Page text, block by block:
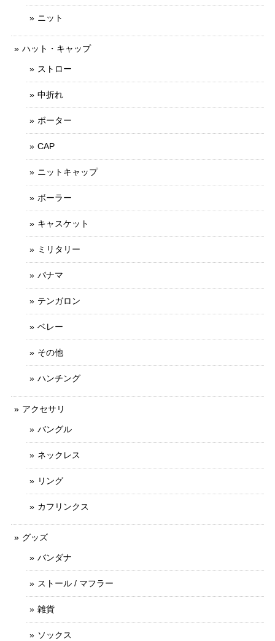
ニット
ハット・キャップ
ストロー
中折れ
ボーター
CAP
ニットキャップ
ボーラー
キャスケット
ミリタリー
パナマ
テンガロン
ベレー
その他
ハンチング
アクセサリ
バングル
ネックレス
リング
カフリンクス
グッズ
バンダナ
ストール / マフラー
雑貨
ソックス